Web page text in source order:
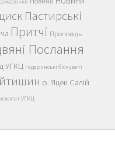
Пастирські
Притчі Проповідь
Послання
УГКЦ гадаринські біснуваті
о. Яцек Салій
УГКЦ